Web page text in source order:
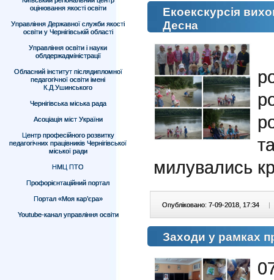
оцінювання якості освіти
Управління Державної служби якості
освіти у Чернігівській області
Управління освіти і науки
облдержадміністрації
Обласний інститут післядипломної
педагогічної освіти імені
К.Д.Ушинського
Чернігівська міська рада
Асоціація міст України
Центр професійного розвитку
педагогічних працівників Чернігівської
міської ради
НМЦ ПТО
Профорієнтаційний портал
Портал «Моя кар’єра»
Youtube-канал управління освіти
Екоекскурсія
Десна
милувались
Опубліковано: 7-09-2018, 17:34 |
Заходи у рамках